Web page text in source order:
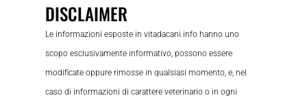
DISCLAIMER
Le informazioni esposte in vitadacani.info hanno uno
scopo esclusivamente informativo, possono essere
modificate oppure rimosse in qualsiasi momento, e, nel
caso di informazioni di carattere veterinario o in ogni